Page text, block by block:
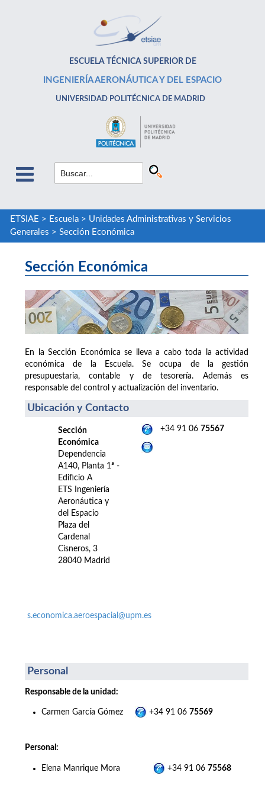
ESCUELA TÉCNICA SUPERIOR DE
INGENIERÍA AERONÁUTICA Y DEL ESPACIO
UNIVERSIDAD POLITÉCNICA DE MADRID
ETSIAE > Escuela> Unidades Administrativas y Servicios
Generales > Sección Económica
Sección Económica
En la Sección Económica se lleva a cabo toda la actividad
económica de la Escuela. Se ocupa de la gestión
presupuestaria, contable y de tesorería. Además es
responsable del control y actualización del inventario.
Ubicación y Contacto
Sección
Económica
Dependencia
A140, Planta 1ª -
Edificio A
ETS Ingeniería
Aeronáutica y
del Espacio
Plaza del
Cardenal
Cisneros, 3
28040 Madrid
+34 91 06 75567
s.economica.aeroespacial@upm.es
Personal
Responsable de la unidad:
Carmen García Gómez +34 91 06 75569
Personal:
Elena Manrique Mora +34 91 06 75568